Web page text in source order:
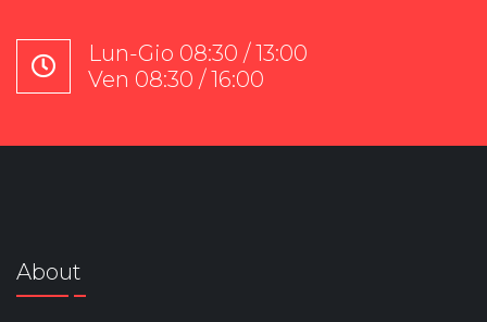
Lun-Gio 08:30 / 13:00
Ven 08:30 / 16:00
About